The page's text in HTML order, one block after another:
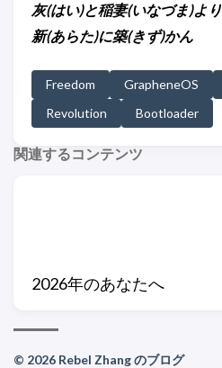
灰(はい)と稲妻(いなづま)より
新(あらた)に築(きず)かん
Freedom GrapheneOS
Revolution
Bootloader
関連するコンテンツ
2026年のあなたへ
© 2026 Rebel Zhang のブログ